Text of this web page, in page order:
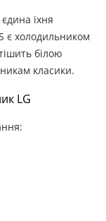
їхня
є холодильником
білою
класики.